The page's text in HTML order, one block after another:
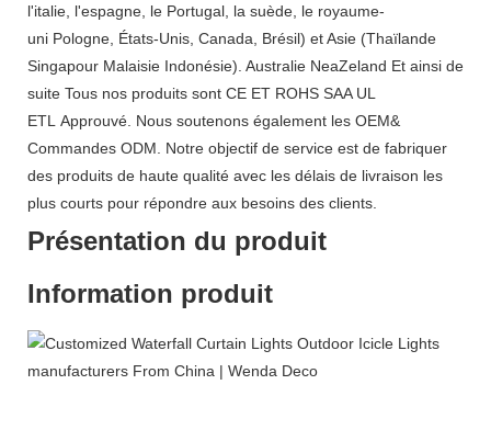
l'italie, l'espagne, le Portugal, la suède, le royaume-
uni Pologne, États-Unis, Canada, Brésil) et Asie (Thaïlande
Singapour Malaisie Indonésie). Australie NeaZeland Et ainsi de
suite Tous nos produits sont CE ET ROHS SAA UL
ETL Approuvé. Nous soutenons également les OEM&
Commandes ODM. Notre objectif de service est de fabriquer
des produits de haute qualité avec les délais de livraison les
plus courts pour répondre aux besoins des clients.
Présentation du produit
Information produit